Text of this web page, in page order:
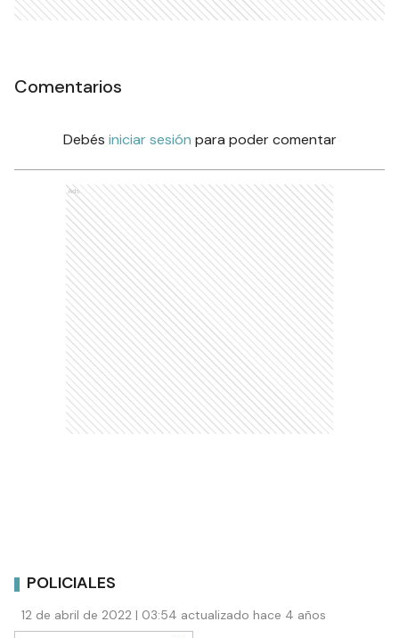
Comentarios
Debés iniciar sesión para poder comentar
Ads
POLICIALES
12 de abril de 2022 | 03:54 actualizado hace 4 años